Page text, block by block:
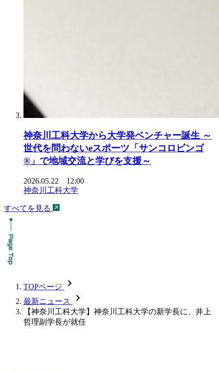
神奈川工科大学から大学発ベンチャー誕生 ～
世代を問わないeスポーツ「サンコロビンゴ
®」で地域交流と学びを支援～
2026.05.22 12:00
神奈川工科大学
すべてを見る
TOPページ chevron_forward
最新ニュース chevron_forward
【神奈川工科大学】神奈川工科大学の新学長に、井上
哲理副学長が就任